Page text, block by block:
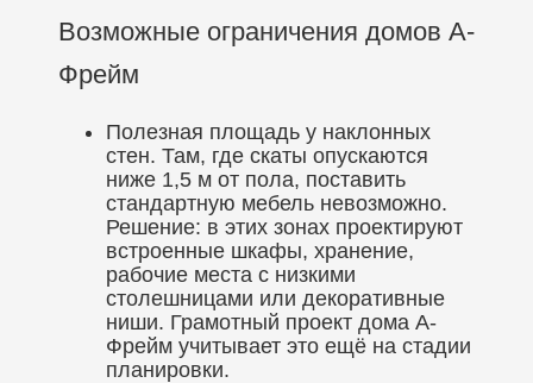
Возможные ограничения домов А-
Фрейм
Полезная площадь у наклонных
стен. Там, где скаты опускаются
ниже 1,5 м от пола, поставить
стандартную мебель невозможно.
Решение: в этих зонах проектируют
встроенные шкафы, хранение,
рабочие места с низкими
столешницами или декоративные
ниши. Грамотный проект дома А-
Фрейм учитывает это ещё на стадии
планировки.